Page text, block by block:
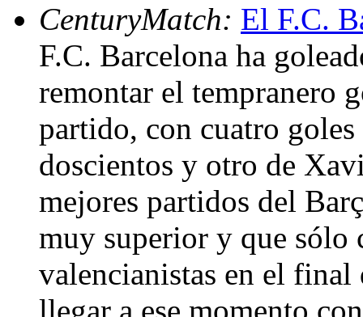
CenturyMatch: El F.C.
F.C. Barcelona ha
remontar el tempranero
partido, con cuatro
doscientos y otro de
mejores partidos del
muy superior y que sólo
valencianistas en el
llegar a ese momento